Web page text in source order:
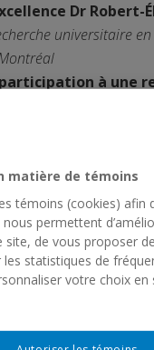
Dr Robert-
universitaire
à une
NeuroQAM,
pour une
humaines,
matière de témoins
témoins (cookies) afin
permettent
site, de vous proposer
les statistiques de
votre choix